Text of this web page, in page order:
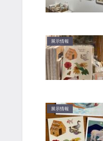
展示情報
展示情報